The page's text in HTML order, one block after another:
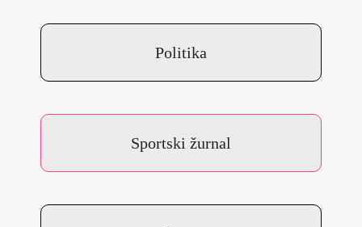
Politika
Sportski žurnal